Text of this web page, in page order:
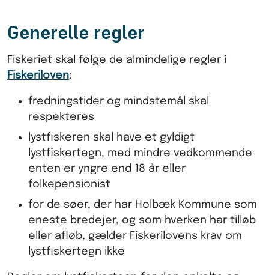
Generelle regler
Fiskeriet skal følge de almindelige regler i
Fiskeriloven:
fredningstider og mindstemål skal
respekteres
lystfiskeren skal have et gyldigt
lystfiskertegn, med mindre vedkommende
enten er yngre end 18 år eller
folkepensionist
for de søer, der har Holbæk Kommune som
eneste bredejer, og som hverken har tilløb
eller afløb, gælder Fiskerilovens krav om
lystfiskertegn ikke